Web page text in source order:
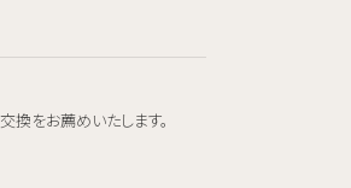
換をお薦めいたします。